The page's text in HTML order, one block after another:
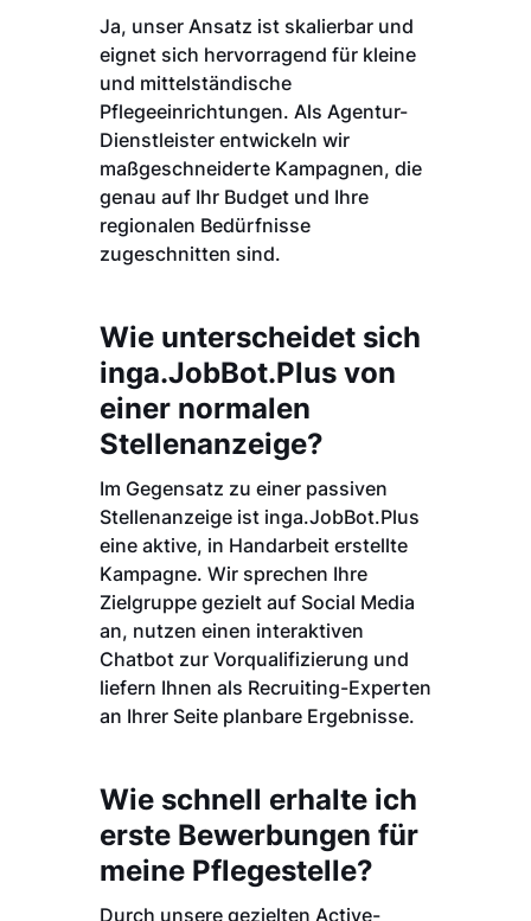
Ja, unser Ansatz ist skalierbar und
eignet sich hervorragend für kleine
und mittelständische
Pflegeeinrichtungen. Als Agentur-
Dienstleister entwickeln wir
maßgeschneiderte Kampagnen, die
genau auf Ihr Budget und Ihre
regionalen Bedürfnisse
zugeschnitten sind.
Wie unterscheidet sich
inga.JobBot.Plus von
einer normalen
Stellenanzeige?
Im Gegensatz zu einer passiven
Stellenanzeige ist inga.JobBot.Plus
eine aktive, in Handarbeit erstellte
Kampagne. Wir sprechen Ihre
Zielgruppe gezielt auf Social Media
an, nutzen einen interaktiven
Chatbot zur Vorqualifizierung und
liefern Ihnen als Recruiting-Experten
an Ihrer Seite planbare Ergebnisse.
Wie schnell erhalte ich
erste Bewerbungen für
meine Pflegestelle?
Durch unsere gezielten Active-